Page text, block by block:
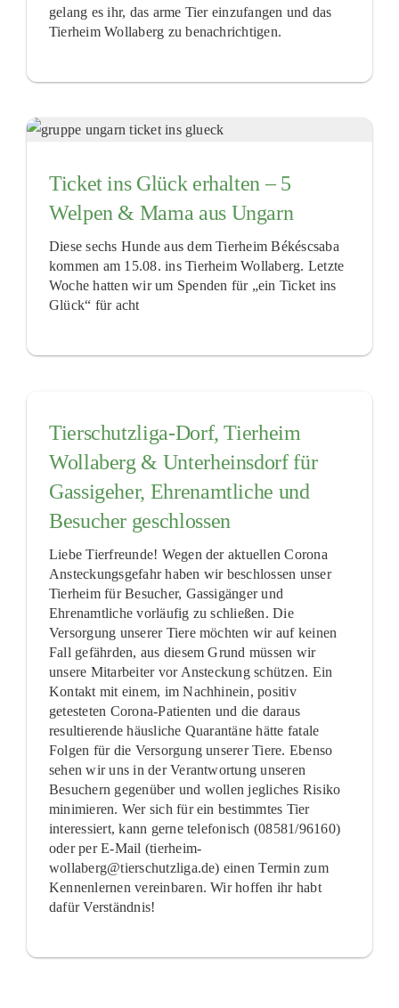
gelang es ihr, das arme Tier einzufangen und das
Tierheim Wollaberg zu benachrichtigen.
Ticket ins Glück erhalten – 5
Welpen & Mama aus Ungarn
Diese sechs Hunde aus dem Tierheim Békéscsaba
kommen am 15.08. ins Tierheim Wollaberg. Letzte
Woche hatten wir um Spenden für „ein Ticket ins
Glück“ für acht
Tierschutzliga-Dorf, Tierheim
Wollaberg & Unterheinsdorf für
Gassigeher, Ehrenamtliche und
Besucher geschlossen
Liebe Tierfreunde! Wegen der aktuellen Corona
Ansteckungsgefahr haben wir beschlossen unser
Tierheim für Besucher, Gassigänger und
Ehrenamtliche vorläufig zu schließen. Die
Versorgung unserer Tiere möchten wir auf keinen
Fall gefährden, aus diesem Grund müssen wir
unsere Mitarbeiter vor Ansteckung schützen. Ein
Kontakt mit einem, im Nachhinein, positiv
getesteten Corona-Patienten und die daraus
resultierende häusliche Quarantäne hätte fatale
Folgen für die Versorgung unserer Tiere. Ebenso
sehen wir uns in der Verantwortung unseren
Besuchern gegenüber und wollen jegliches Risiko
minimieren. Wer sich für ein bestimmtes Tier
interessiert, kann gerne telefonisch (08581/96160)
oder per E-Mail (tierheim-
wollaberg@tierschutzliga.de) einen Termin zum
Kennenlernen vereinbaren. Wir hoffen ihr habt
dafür Verständnis!